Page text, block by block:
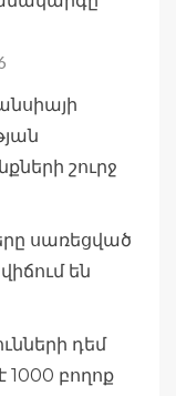
շուրջ
սառեցված
են
դեմ
1000 բողոք